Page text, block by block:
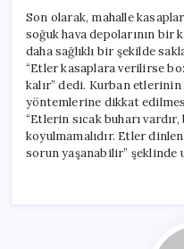
Son olarak, mahalle
soğuk hava depolarının bir
daha sağlıklı bir şekilde
“Etler kasaplara verilirse
kalır” dedi. Kurban
yöntemlerine dikkat
“Etlerin sıcak buharı
koyulmamalıdır. Etler
sorun yaşanabilir” şeklinde